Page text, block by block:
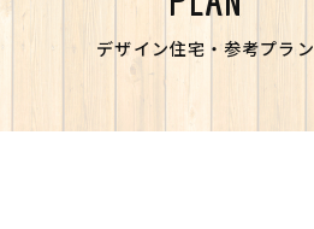
デザイン住宅・参考プラン